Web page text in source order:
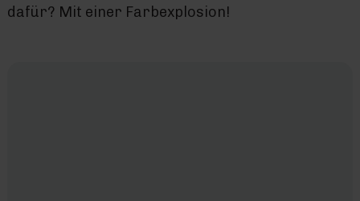
dafür? Mit einer Farbexplosion!